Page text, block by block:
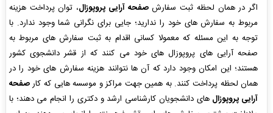
اگر در همان لحظه ثبت سفارشصفحه آرایی پروپوزال، توان پرداخت هزینه
مربوط به سفارش های خود را ندارید؛ جایی برای نگرانی شما وجود ندارد. با
توجه به این مسئله که معمولا کسانی اقدام به ثبت سفارش های مربوط به
صفحه آرایی های پروپوزال های خود می کنند که از قشر دانشجوی کشور
هستند؛ این امکان وجود دارد که آن ها نتوانند هزینه سفارش های خود را در
همان لحظه پرداخت کنند. به همین جهت مراکز و موسسه هایی که کارصفحه
آرایی پروپوزال های دانشجویان کارشناسی ارشد و دکتری را انجام می دهند؛ با